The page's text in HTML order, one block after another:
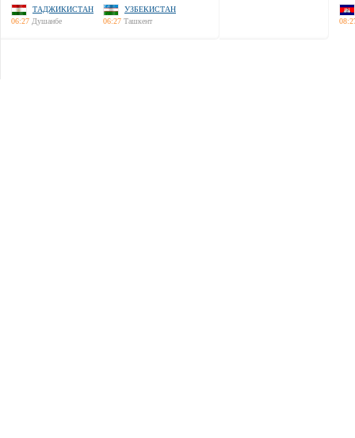
ТАДЖИКИСТАН
06:27 Душанбе
УЗБЕКИСТАН
06:27 Ташкент